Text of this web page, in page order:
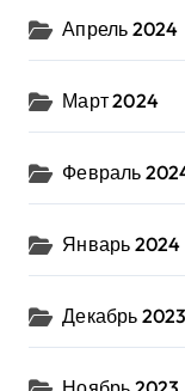
Апрель 2024
Март 2024
Февраль
Январь 2024
Декабрь 2023